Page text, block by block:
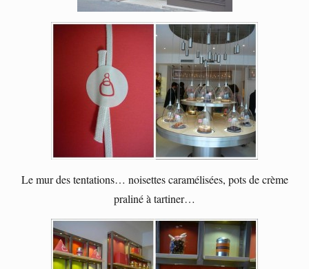
Le mur des tentations… noisettes caramélisées, pots de crème
praliné à tartiner…